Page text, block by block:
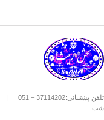
تلفن پشتیبانی:37114202 – 051 |
شب